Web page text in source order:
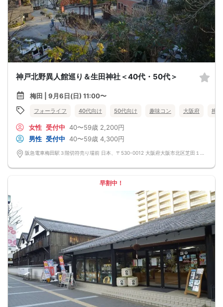
神戸北野異人館巡り＆生田神社＜40代・50代＞
梅田 | 9月6日(日) 11:00〜
フォーライフ 40代向け 50代向け 趣味コン 大阪府 梅田
女性 受付中 40〜59歳 2,200円
男性 受付中 40〜59歳 4,300円
早割中！